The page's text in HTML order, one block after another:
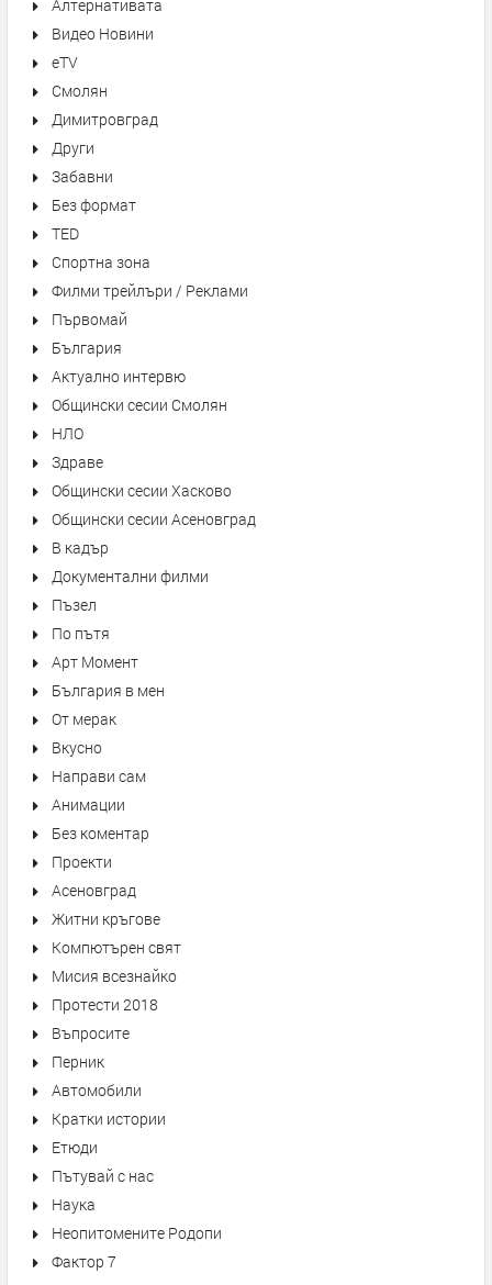
Алтернативата
Видео Новини
eTV
Смолян
Димитровград
Други
Забавни
Без формат
TED
Спортна зона
Филми трейлъри / Реклами
Първомай
България
Актуално интервю
Общински сесии Смолян
НЛО
Здраве
Общински сесии Хасково
Общински сесии Асеновград
В кадър
Документални филми
Пъзел
По пътя
Арт Момент
България в мен
От мерак
Вкусно
Направи сам
Анимации
Без коментар
Проекти
Асеновград
Житни кръгове
Компютърен свят
Мисия всезнайко
Протести 2018
Въпросите
Перник
Автомобили
Кратки истории
Етюди
Пътувай с нас
Наука
Неопитомените Родопи
Фактор 7